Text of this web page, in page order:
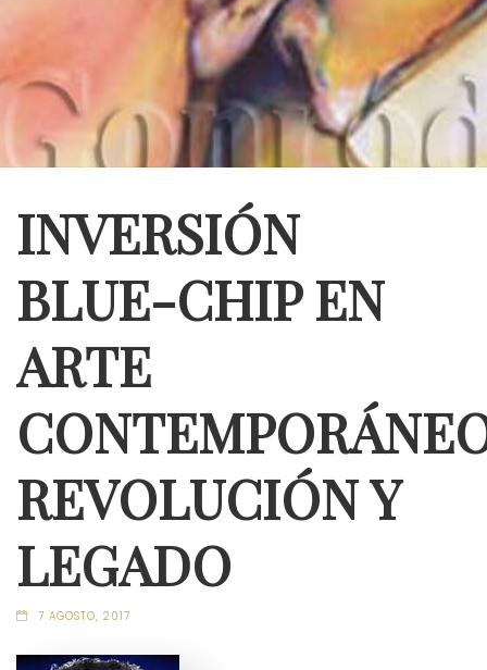
INVERSIÓN
BLUE-CHIP EN
ARTE
REVOLUCIÓN Y
LEGADO
7 AGOSTO, 2017